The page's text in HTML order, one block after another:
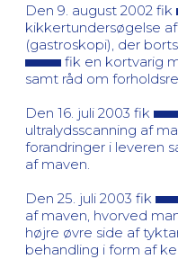
Den 9. august 2002 fik
kikkertundersøgelse
(gastroskopi), der
fik en kortvarig
samt råd om
Den 16. juli 2003 fik
ultralydsscanning af
forandringer i leveren
af maven.
Den 25. juli 2003 fik
af maven, hvorved
højre øvre side af
behandling i form af